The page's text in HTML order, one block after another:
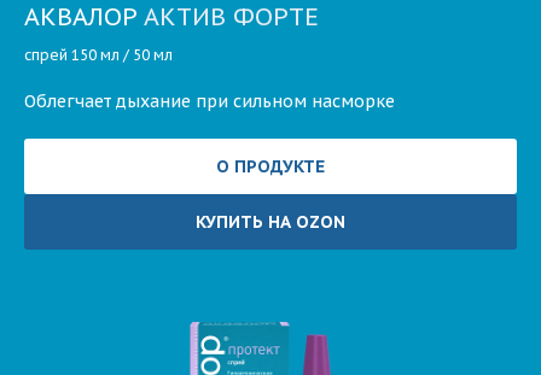
АКВАЛОР АКТИВ ФОРТЕ
спрей 150 мл / 50 мл
Облегчает дыхание при сильном насморке
О ПРОДУКТЕ
КУПИТЬ НА OZON